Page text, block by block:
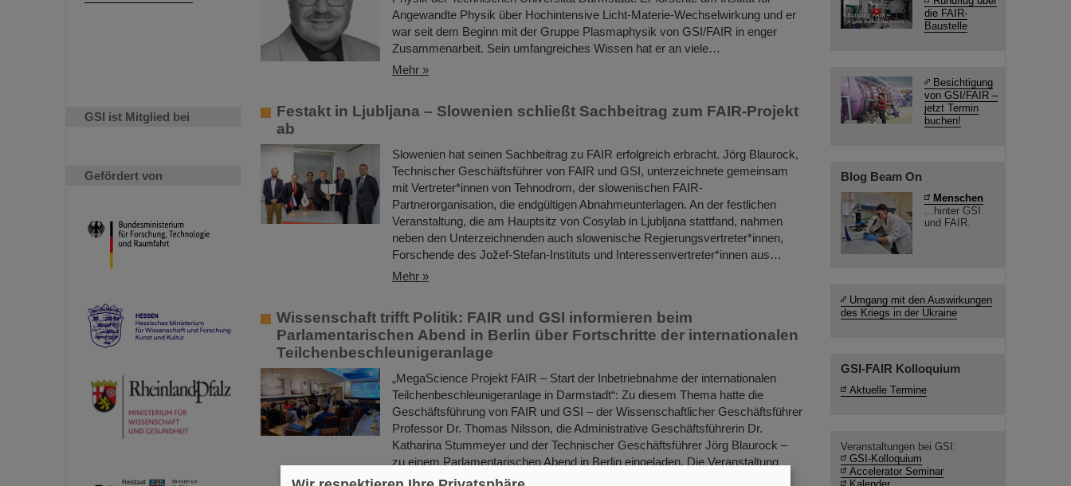
GSI ist Mitglied bei
Gefördert von
Angewandte Physik über Hochintensive Licht-Materie-Wechselwirkung und er
war seit dem Beginn mit der Gruppe Plasmaphysik von GSI/FAIR in enger
Zusammenarbeit. Sein umfangreiches Wissen hat er an viele…
Mehr »
Festakt in Ljubljana – Slowenien schließt Sachbeitrag zum FAIR-Projekt
ab
Slowenien hat seinen Sachbeitrag zu FAIR erfolgreich erbracht. Jörg Blaurock,
Technischer Geschäftsführer von FAIR und GSI, unterzeichnete gemeinsam
mit Vertreter*innen von Tehnodrom, der slowenischen FAIR-
Partnerorganisation, die endgültigen Abnahmeunterlagen. An der festlichen
Veranstaltung, die am Hauptsitz von Cosylab in Ljubljana stattfand, nahmen
neben den Unterzeichnenden auch slowenische Regierungsvertreter*innen,
Forschende des Jožef-Stefan-Instituts und Interessenvertreter*innen aus…
Mehr »
Wissenschaft trifft Politik: FAIR und GSI informieren beim
Parlamentarischen Abend in Berlin über Fortschritte der internationalen
Teilchenbeschleunigeranlage
„MegaScience Projekt FAIR – Start der Inbetriebnahme der internationalen
Teilchenbeschleunigeranlage in Darmstadt“: Zu diesem Thema hatte die
Geschäftsführung von FAIR und GSI – der Wissenschaftlicher Geschäftsführer
Professor Dr. Thomas Nilsson, die Administrative Geschäftsführerin Dr.
Katharina Stummeyer und der Technischer Geschäftsführer Jörg Blaurock –
zu einem Parlamentarischen Abend in Berlin eingeladen. Die Veranstaltung
stand unter der Schirmherrschaft von Dr. Michael Meister,…
die FAIR-
Baustelle
Besichtigung
von GSI/FAIR –
jetzt Termin
buchen!
Blog Beam On
Menschen
...hinter GSI
und FAIR.
Umgang mit den Auswirkungen
des Kriegs in der Ukraine
GSI-FAIR Kolloquium
Aktuelle Termine
Veranstaltungen bei GSI:
GSI-Kolloquium
Accelerator Seminar